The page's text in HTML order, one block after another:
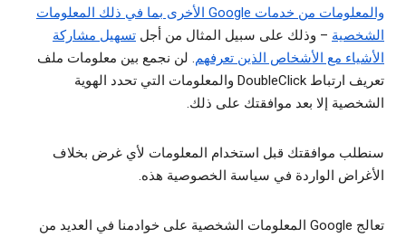
والمعلومات من خدمات Google الأخرى بما في ذلك المعلومات
الشخصية – وذلك على سبيل المثال من أجل تسهيل مشاركة
الأشياء مع الأشخاص الذين تعرفهم. لن نجمع بين معلومات ملف
تعريف ارتباط DoubleClick والمعلومات التي تحدد الهوية
الشخصية إلا بعد موافقتك على ذلك.
سنطلب موافقتك قبل استخدام المعلومات لأي غرض بخلاف
الأغراض الواردة في سياسة الخصوصية هذه.
تعالج Google المعلومات الشخصية على خوادمنا في العديد من